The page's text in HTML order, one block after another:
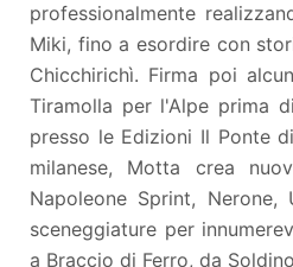
professionalmente
Miki, fino a esordire con
Chicchirichì. Firma poi
Tiramolla per l'Alpe prima
presso le Edizioni Il Ponte
milanese, Motta crea
Napoleone Sprint,
sceneggiature per
a Braccio di Ferro, da